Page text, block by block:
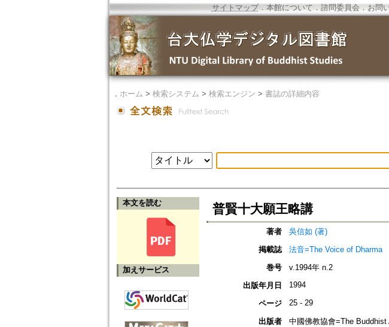
サイトマップ．本館について ． 諮問委員会． お問
． ホーム > 検索システム > 検索エンジン > 書誌の詳細内容
本文を読む
加えサービス
普賢十大願王略講
著者
吳信如 (著)
掲載誌
法音=The Voice of Dharma
巻号
v.1994年 n.2
出版年月日
1994
ページ 25 - 29
出版者
中國佛教協會=The